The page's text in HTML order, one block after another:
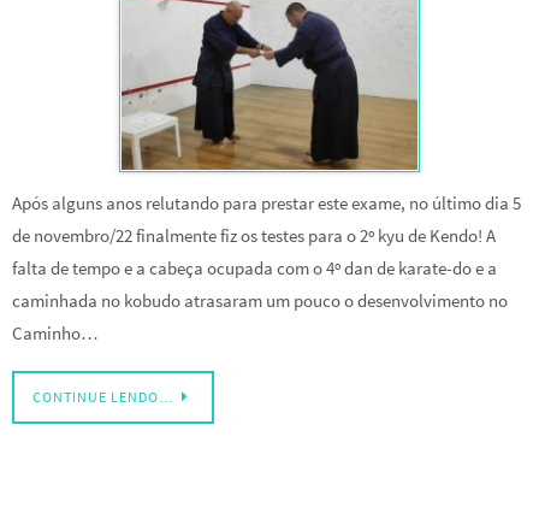
Após alguns anos relutando para prestar este exame, no último dia 5
de novembro/22 finalmente fiz os testes para o 2º kyu de Kendo! A
falta de tempo e a cabeça ocupada com o 4º dan de karate-do e a
caminhada no kobudo atrasaram um pouco o desenvolvimento no
Caminho…
CONTINUE LENDO…